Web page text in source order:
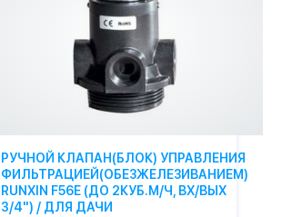
РУЧНОЙ КЛАПАН(БЛОК) УПРАВЛЕНИЯ
ФИЛЬТРАЦИЕЙ(ОБЕЗЖЕЛЕЗИВАНИЕМ)
RUNXIN F56E (ДО 2КУБ.М/Ч, ВХ/ВЫХ
3/4") / ДЛЯ ДАЧИ